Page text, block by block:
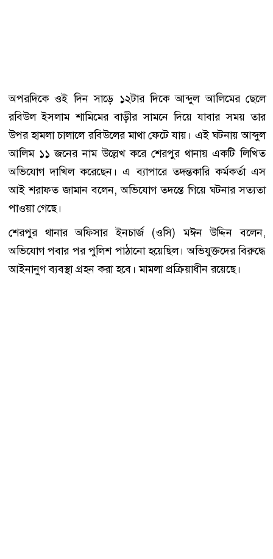
অপরদিকে ওই দিন সাড়ে ১২টার দিকে আব্দুল আলিমের ছেলে
রবিউল ইসলাম শামিমের বাড়ীর সামনে দিয়ে যাবার সময় তার
উপর হামলা চালালে রবিউলের মাথা ফেটে যায়। এই ঘটনায় আব্দুল
আলিম ১১ জনের নাম উল্লেখ করে শেরপুর থানায় একটি লিখিত
অভিযোগ দাখিল করেছেন। এ ব্যাপারে তদন্তকারি কর্মকর্তা এস
আই শরাফত জামান বলেন, অভিযোগ তদন্তে গিয়ে ঘটনার সত্যতা
পাওয়া গেছে।
শেরপুর থানার অফিসার ইনচার্জ (ওসি) মঈন উদ্দিন বলেন,
অভিযোগ পবার পর পুলিশ পাঠানো হয়েছিল। অভিযুক্তদের বিরুদ্ধে
আইনানুগ ব্যবস্থা গ্রহন করা হবে। মামলা প্রক্রিয়াধীন রয়েছে।